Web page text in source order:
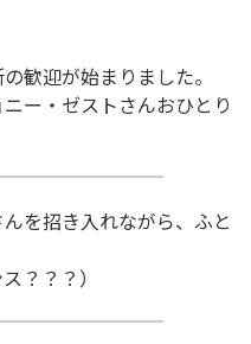
歓迎が始まりました。
ー・ゼストさんおひとり
を招き入れながら、ふと
？？？）